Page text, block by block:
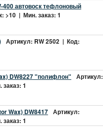
400 автовоск тефлоновый
>10 | Мин. заказ: 1
Артикул: RW 2502 | Код:
DW8227 "полифлон"
Артикул:
1
Wax) DW8417 Артикул:
1